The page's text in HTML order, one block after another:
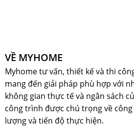
VỀ MYHOME
Myhome tư vấn, thiết kế và thi
mang đến giải pháp phù hợp với
không gian thực tế và ngân sách
công trình được chú trọng về
lượng và tiến độ thực hiện.